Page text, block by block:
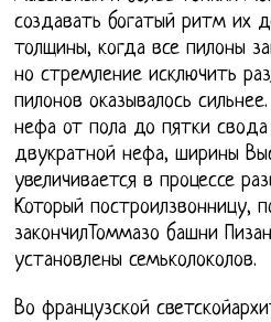
создавать богатый ритм их
толщины, когда все пилоны
но стремление исключить
пилонов оказывалось
нефа от пола до пятки
двукратной нефа, ширины
увеличивается в процессе
Который построилзвонницу,
закончилТоммазо башни
установлены семьколоколов.
Во французской